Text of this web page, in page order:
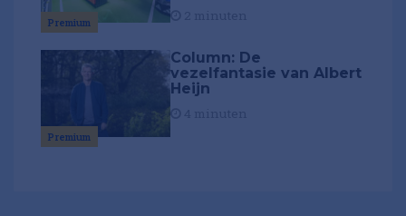
Premium
Premium
Column: De
vezelfantasie van Albert
Heijn